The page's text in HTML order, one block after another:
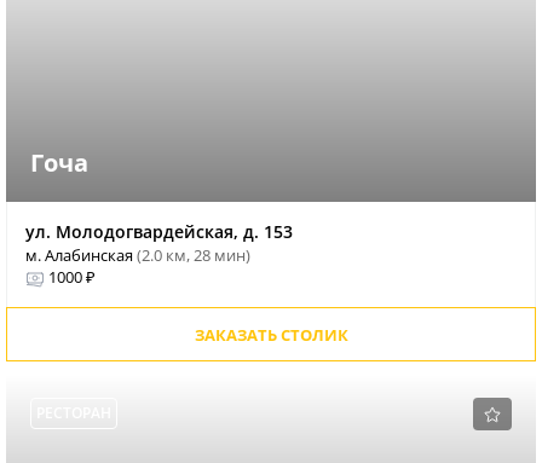
Гоча
ул. Молодогвардейская, д. 153
м. Алабинская(2.0 км, 28 мин)
1000 ₽
ЗАКАЗАТЬ СТОЛИК